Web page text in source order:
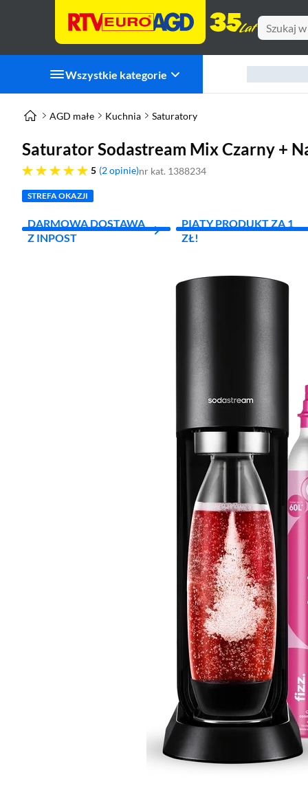
Wszystkie kategorie
AGD małe Kuchnia Saturatory
Saturator Sodastream Mix Czarny +
5
pięć gwiazdek 2 opinie nr kat. 1388234
STREFA OKAZJI
DARMOWA DOSTAWA
Z INPOST
PIĄTY PRODUKT ZA 1
ZŁ!